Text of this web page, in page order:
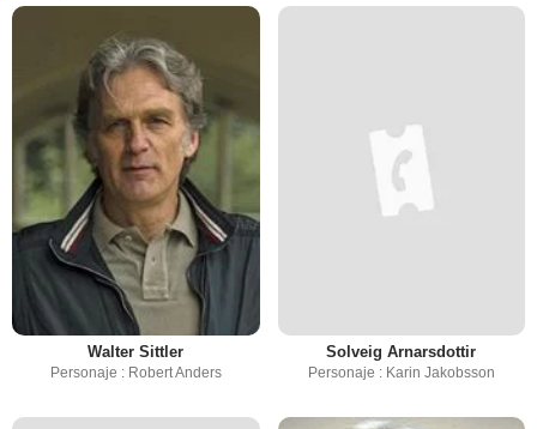
Walter Sittler
Personaje : Robert Anders
Solveig Arnarsdottir
Personaje : Karin Jakobsson